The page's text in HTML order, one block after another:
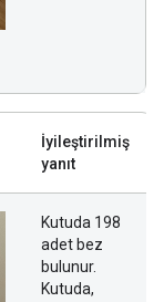
İyileştirilmiş
yanıt
Kutuda 198
adet bez
bulunur.
Kutuda,